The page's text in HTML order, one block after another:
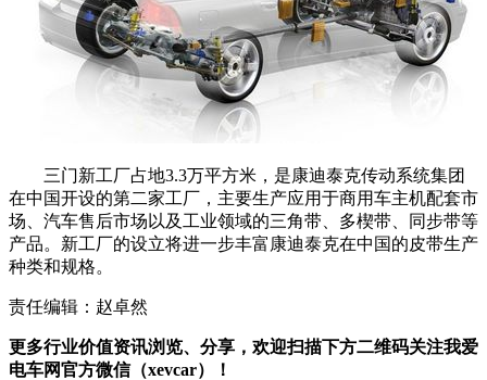
三门新工厂占地3.3万平方米，是康迪泰克传动系统集团
在中国开设的第二家工厂，主要生产应用于商用车主机配套市
场、汽车售后市场以及工业领域的三角带、多楔带、同步带等
产品。新工厂的设立将进一步丰富康迪泰克在中国的皮带生产
种类和规格。
责任编辑：赵卓然
更多行业价值资讯浏览、分享，欢迎扫描下方二维码关注我爱
电车网官方微信（xevcar）！